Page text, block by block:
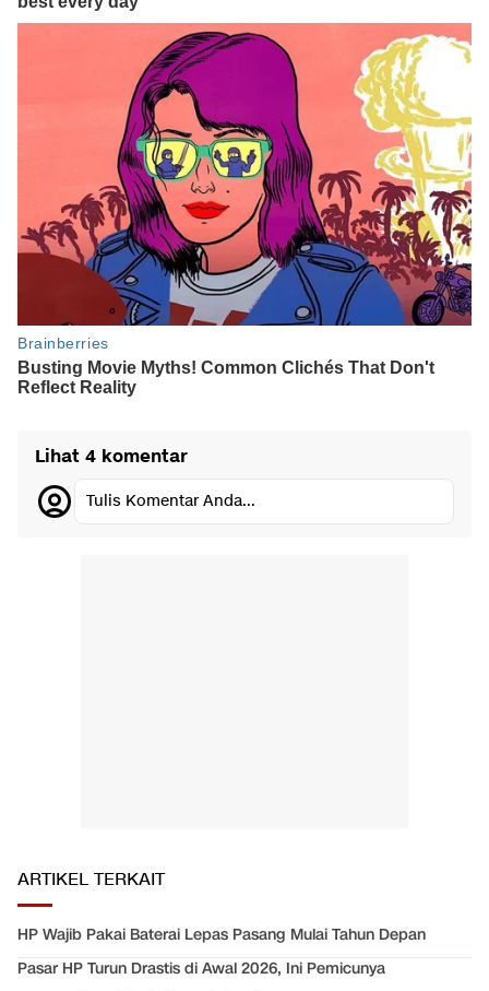
Lihat 4 komentar
Tulis Komentar Anda...
ARTIKEL TERKAIT
HP Wajib Pakai Baterai Lepas Pasang Mulai Tahun Depan
Pasar HP Turun Drastis di Awal 2026, Ini Pemicunya